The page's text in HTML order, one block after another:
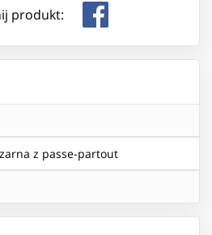
produkt:
z passe-partout